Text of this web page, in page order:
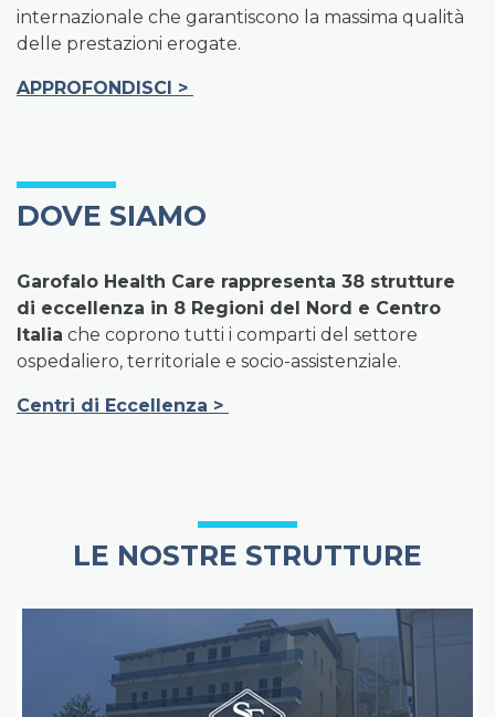
internazionale che garantiscono la massima qualità
delle prestazioni erogate.
APPROFONDISCI >
DOVE SIAMO
Garofalo Health Care rappresenta 38 strutture
di eccellenza in 8 Regioni del Nord e Centro
Italia che coprono tutti i comparti del settore
ospedaliero, territoriale e socio-assistenziale.
Centri di Eccellenza >
LE NOSTRE STRUTTURE